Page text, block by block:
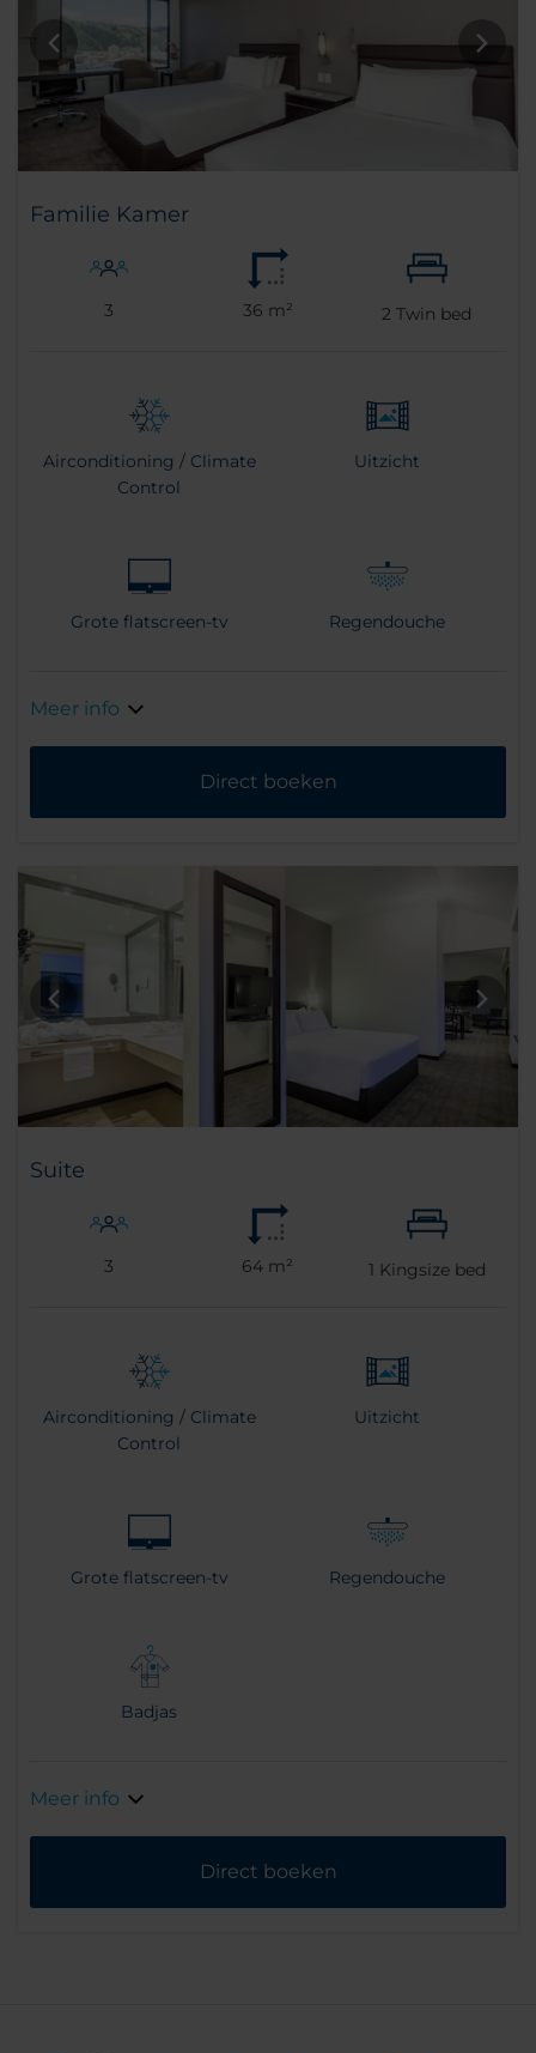
Familie Kamer
3 36 m² 2 Twin bed
Airconditioning / Climate
Control
Uitzicht
Grote flatscreen-tv Regendouche
Meer info
Direct boeken
Suite
3 64 m² 1 Kingsize bed
Airconditioning / Climate
Control
Uitzicht
Grote flatscreen-tv Regendouche
Badjas
Meer info
Direct boeken